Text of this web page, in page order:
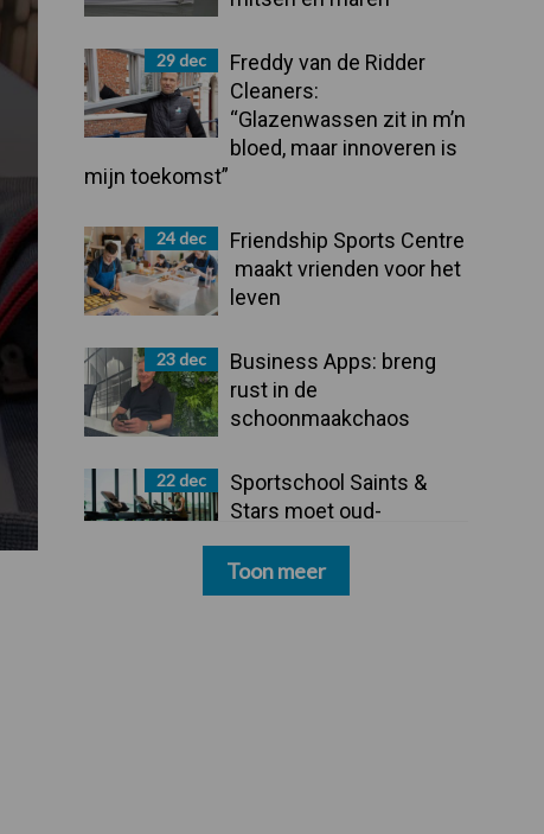
29 dec
Freddy van de Ridder
Cleaners:
“Glazenwassen zit in m’n
bloed, maar innoveren is
mijn toekomst”
24 dec
Friendship Sports Centre
maakt vrienden voor het
leven
23 dec
Business Apps: breng
rust in de
schoonmaakchaos
22 dec
Sportschool Saints &
Stars moet oud-
betalen
Toon meer